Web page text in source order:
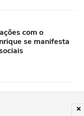
com o
se manifesta